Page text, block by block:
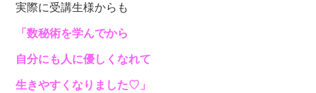
実際に受講生様からも
「数秘術を学んでから
自分にも人に優しくなれて
生きやすくなりました♡」